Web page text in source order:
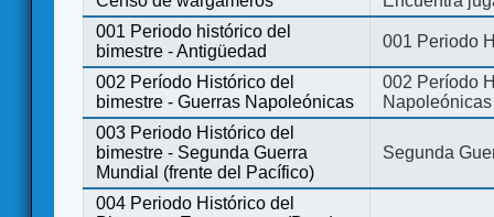
001 Periodo histórico del
bimestre - Antigüedad
001 Periodo
002 Período Histórico del
bimestre - Guerras Napoleónicas
002 Período
Napoleónicas
003 Periodo Histórico del
bimestre - Segunda Guerra
Mundial (frente del Pacífico)
Segunda
004 Periodo Histórico del